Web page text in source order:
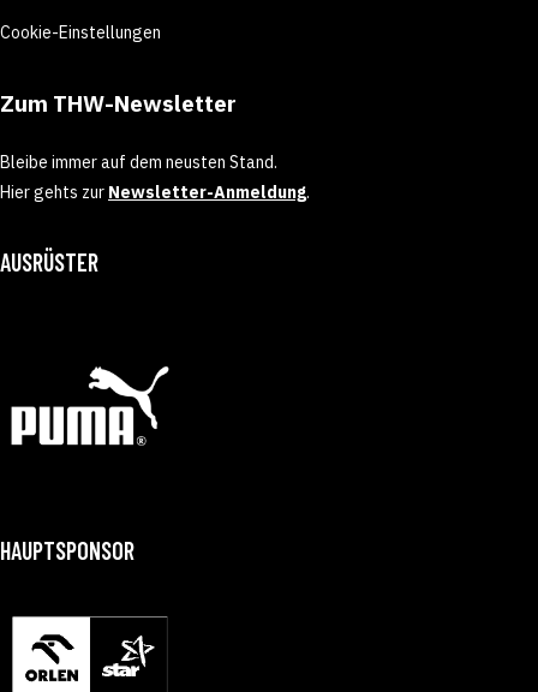
Cookie-Einstellungen
Zum THW-Newsletter
Bleibe immer auf dem neusten Stand.
Hier gehts zur Newsletter-Anmeldung.
AUSRÜSTER
HAUPTSPONSOR